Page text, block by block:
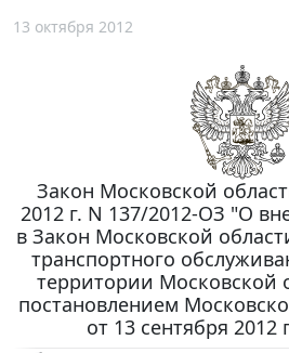
13 октября 2012
Закон Московской
2012 г. N 137/2012-ОЗ "О
в Закон Московской
транспортного
территории Московской
постановлением
от 13 сентября 2012